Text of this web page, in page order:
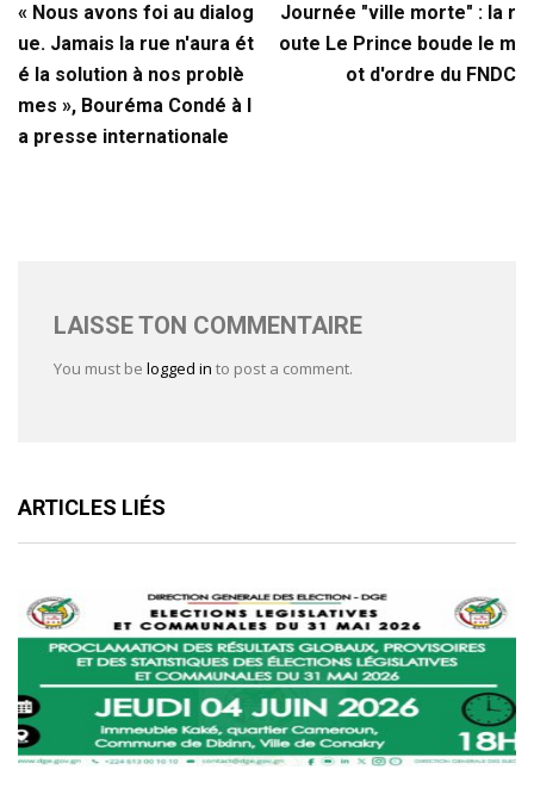
« Nous avons foi au dialog
ue. Jamais la rue n'aura ét
é la solution à nos problè
mes », Bouréma Condé à l
a presse internationale
Journée "ville morte" : la r
oute Le Prince boude le m
ot d'ordre du FNDC
LAISSE TON COMMENTAIRE
You must be logged in to post a comment.
ARTICLES LIÉS